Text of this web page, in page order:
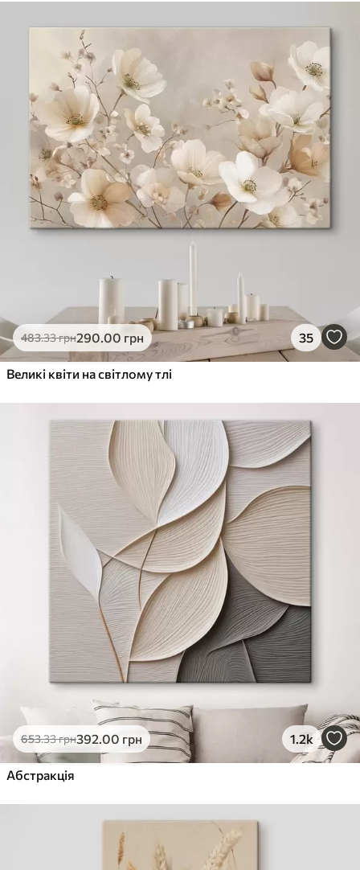
483.33грн290.00 грн 35
Великі квіти на світлому тлі
653.33грн392.00 грн 1.2k
Абстракція